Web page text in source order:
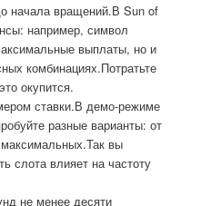
начала вращений.В Sun of
например, символ
выплаты, но и
комбинациях.Потратьте
окупится.
ставки.В демо-режиме
разные варианты: от
вы
слота влияет на частоту
не менее десяти